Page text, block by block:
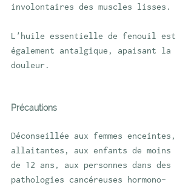
involontaires des muscles lisses.
L'huile essentielle de fenouil est
également antalgique, apaisant la
douleur.
Précautions
Déconseillée aux femmes enceintes,
allaitantes, aux enfants de moins
de 12 ans, aux personnes dans des
pathologies cancéreuses hormono-